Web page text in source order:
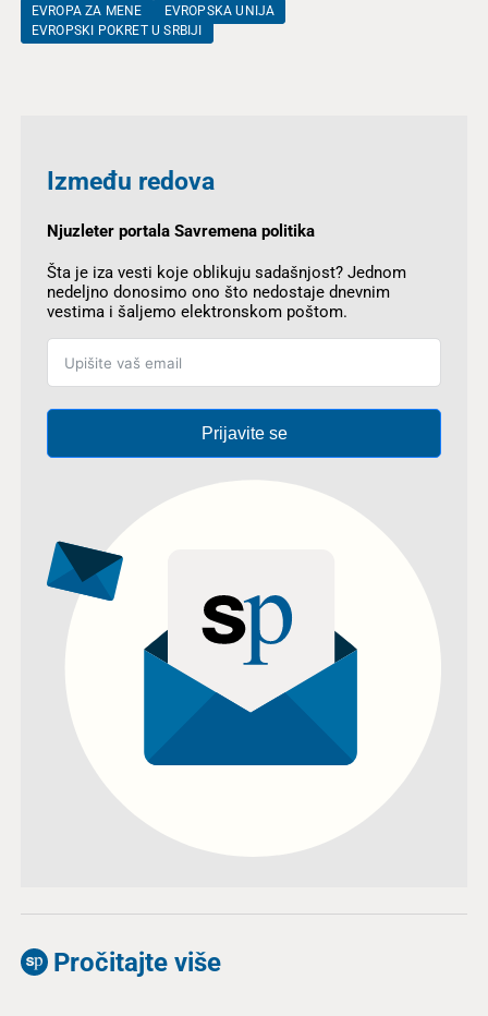
EVROPA ZA MENE
EVROPSKA UNIJA
EVROPSKI POKRET U SRBIJI
Između redova
Njuzleter portala Savremena politika
Šta je iza vesti koje oblikuju sadašnjost? Jednom
nedeljno donosimo ono što nedostaje dnevnim
vestima i šaljemo elektronskom poštom.
Prijavite se
Pročitajte više